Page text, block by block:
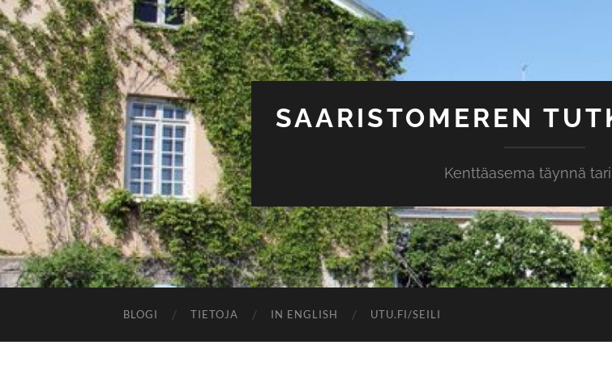
SAARISTOMEREN
Kenttäasema täynnä
BLOGI TIETOJA IN ENGLISH UTU.FI/SEILI